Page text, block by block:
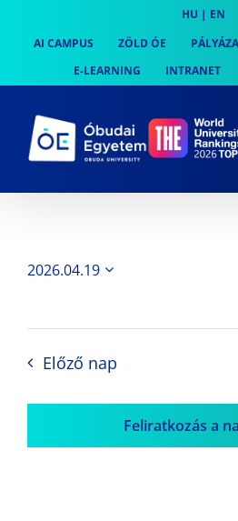
content
HU | EN
AI CAMPUS
ZÖLD ÓE
E-LEARNING
INTRANET
2026.04.19
Előző nap
Feliratkozás a